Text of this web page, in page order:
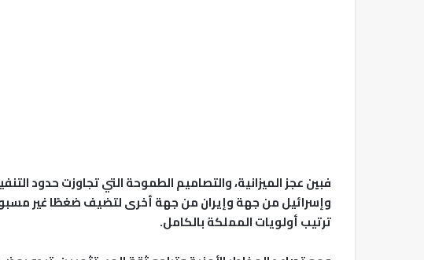
فبين عجز الميزانية، والتصاميم الطموحة التي تجاوزت حدود
وإسرائيل من جهة وإيران من جهة أخرى لتضيف ضغطًا غير
ترتيب أولويات المملكة بالكامل.